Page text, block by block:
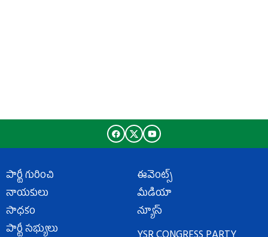
పార్టీ గురించి
నాయకులు
సాధకం
పార్టీ సభ్యులు
ఈవెంట్స్
మీడియా
న్యూస్